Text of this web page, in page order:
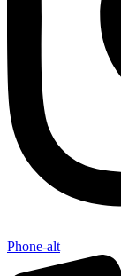
Phone-alt